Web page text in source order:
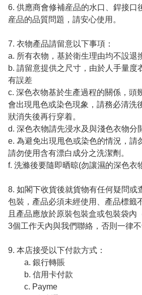
6. 供應商會修補産品的水口、銲接口
産品的品質問題，請安心使用。
7. 衣物產品請留意以下事項：
a. 所有衣物，基於衛生理由均不設退
b. 請留意提供之尺寸，由於人手量度
有誤差
c. 深色衣物基於生產過程的關係，頭
會出現甩色或染色現象，請務必清洗
狀消失後再行穿着。
d. 深色衣物請先浸水及與淺色衣物分
e. 為避免出現甩色或染色的情況，請
請勿使用含有漂白成分之洗潔劑。
f. 洗滌後要隨即晒晾(勿讓濕的深色衣
8. 如閣下收貨後就貨物有任何疑問或
包裝，產品必須未經使用、產品標籤
且產品應放於原裝包裝盒或包裝袋內
3個工作天內與我們聯絡，否則一律不
9. 本店接受以下付款方式：
a. 銀行轉賬
b. 信用卡付款
c. Payme